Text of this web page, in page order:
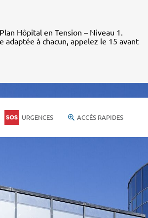
Hôpital en Tension – Niveau 1.
adaptée à chacun, appelez le 15 avant
URGENCES ACCÈS RAPIDES